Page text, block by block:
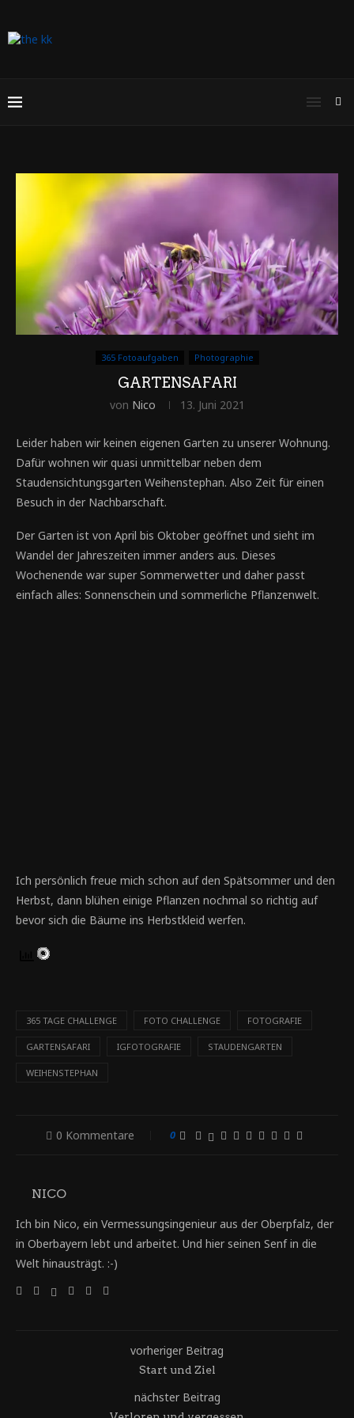
365 Fotoaufgaben Photographie
GARTENSAFARI
von Nico 13. Juni 2021
Leider haben wir keinen eigenen Garten zu unserer Wohnung.
Dafür wohnen wir quasi unmittelbar neben dem
Staudensichtungsgarten Weihenstephan. Also Zeit für einen
Besuch in der Nachbarschaft.
Der Garten ist von April bis Oktober geöffnet und sieht im
Wandel der Jahreszeiten immer anders aus. Dieses
Wochenende war super Sommerwetter und daher passt
einfach alles: Sonnenschein und sommerliche Pflanzenwelt.
Ich persönlich freue mich schon auf den Spätsommer und den
Herbst, dann blühen einige Pflanzen nochmal so richtig auf
bevor sich die Bäume ins Herbstkleid werfen.
365 TAGE CHALLENGE FOTO CHALLENGE FOTOGRAFIE
GARTENSAFARI IGFOTOGRAFIE STAUDENGARTEN
WEIHENSTEPHAN
0 Kommentare 0
NICO
Ich bin Nico, ein Vermessungsingenieur aus der Oberpfalz, der
in Oberbayern lebt und arbeitet. Und hier seinen Senf in die
Welt hinausträgt. :-)
vorheriger Beitrag
Start und Ziel
nächster Beitrag